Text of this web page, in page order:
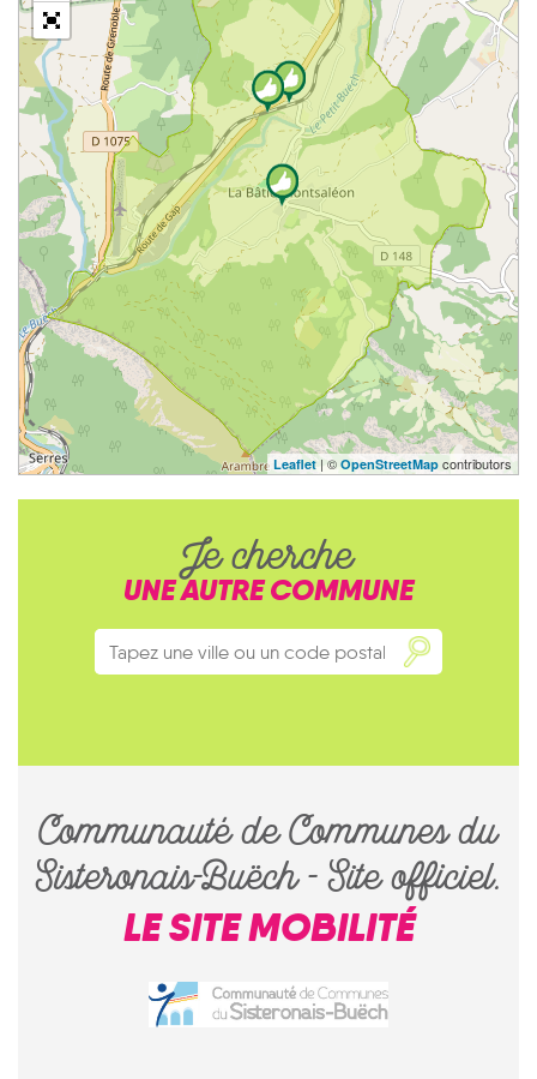
Leaflet| © OpenStreetMap contributors
Je cherche
UNE AUTRE COMMUNE
Communauté de Communes du
Sisteronais-Buëch - Site officiel.
LE SITE MOBILITÉ